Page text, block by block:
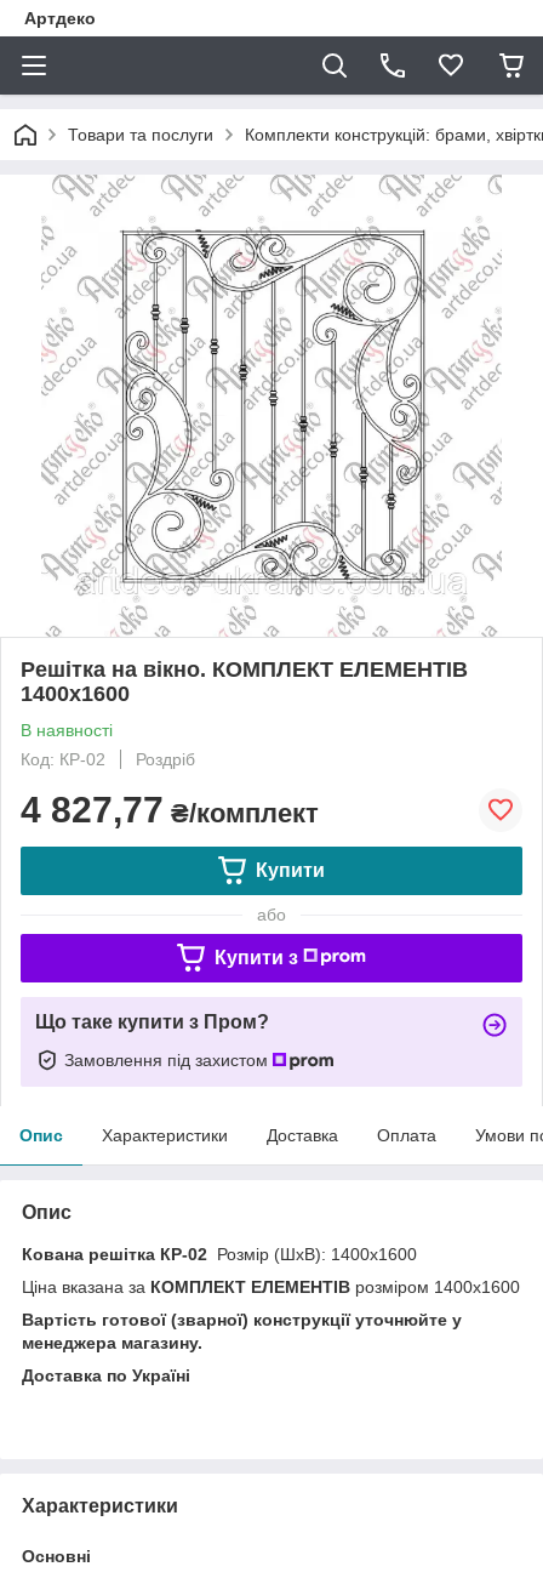
Артдеко
Товари та послуги Комплекти конструкцій: брами,
Решітка на вікно. КОМПЛЕКТ ЕЛЕМЕНТІВ
1400х1600
В наявності
Код: КР-02
Роздріб
4 827,77 ₴/комплект
Купити
або
Купити з
Що таке купити з Пром?
Замовлення під захистом
Опис Характеристики Доставка Оплата Умови
Опис
Кована решітка КР-02 Розмір (ШхВ): 1400х1600
Ціна вказана за КОМПЛЕКТ ЕЛЕМЕНТІВ розміром 1400х1600
Вартість готової (зварної) конструкції уточнюйте у
менеджера магазину.
Доставка по Україні
Характеристики
Основні